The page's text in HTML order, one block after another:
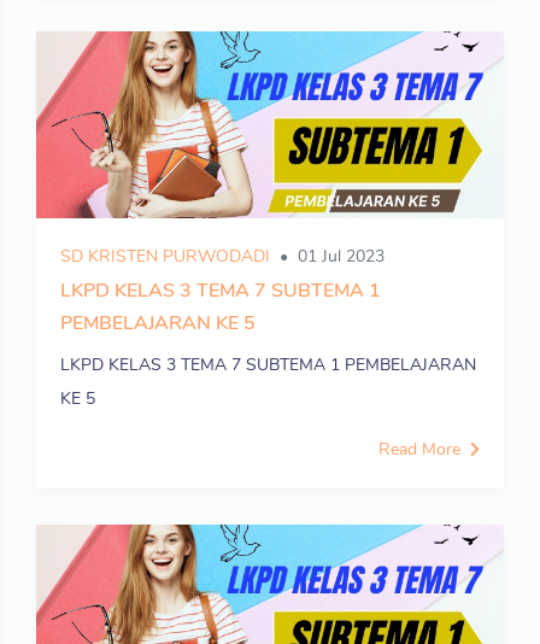
SD KRISTEN PURWODADI 01 Jul 2023
LKPD KELAS 3 TEMA 7 SUBTEMA 1
PEMBELAJARAN KE 5
LKPD KELAS 3 TEMA 7 SUBTEMA 1 PEMBELAJARAN
KE 5
Read More